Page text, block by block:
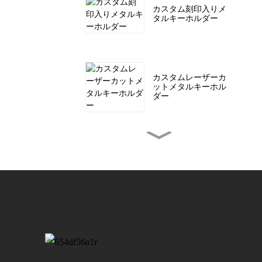
カスタム刻印入りメ
タルキーホルダー
カスタムレーザーカ
ットメタルキーホル
ダー